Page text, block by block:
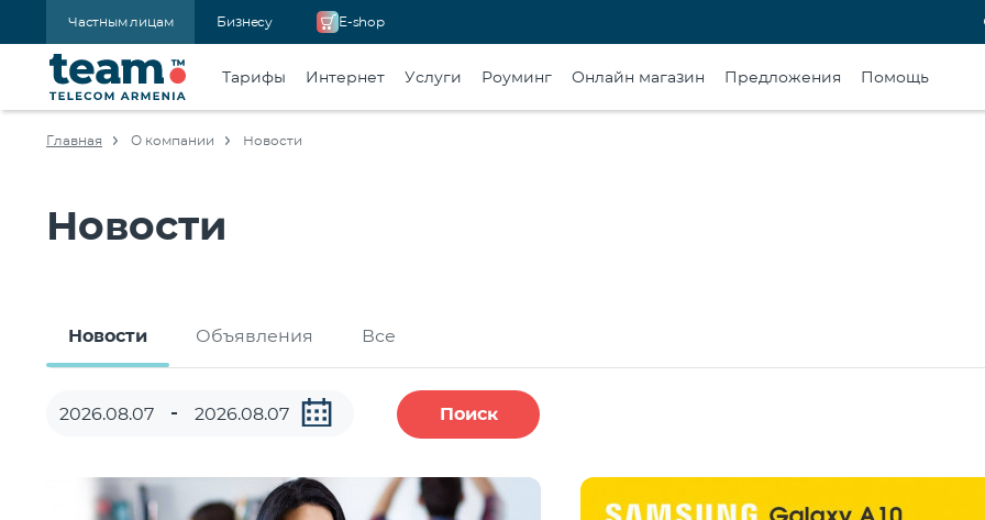
Частным лицам Бизнесу E-shop
Тарифы Интернет Услуги Роуминг Онлайн магазин Предложения Помощь
Главная О компании Новости
Новости
Новости Объявления Все
Поиск